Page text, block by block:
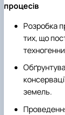
процесів
Розробка
тих, що
земель.